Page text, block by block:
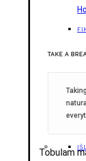
TAKE A
Tobulam